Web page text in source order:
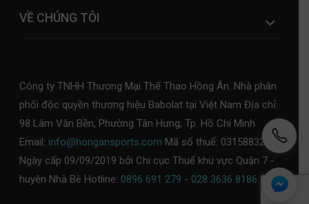
VỀ CHÚNG TÔI
Công ty TNHH Thương Mại Thể Thao Hồng Ân. Nhà phân
phối độc quyền thương hiệu Babolat tại Việt Nam Địa chỉ:
98 Lâm Văn Bền, Phường Tân Hưng, Tp. Hồ Chí Minh
Email: info@hongansports.com Mã số thuế: 0315883253,
Ngày cấp 09/09/2019 bởi Chi cục Thuế khu vực Quận 7 -
huyện Nhà Bè Hotline: 0896 691 279 - 028 3636 8186